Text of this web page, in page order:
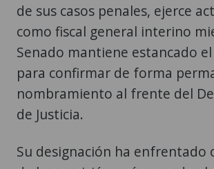
de sus casos penales, ejerce
como fiscal general interino
Senado mantiene estancado
para confirmar de forma
nombramiento al frente del
de Justicia.
Su designación ha enfrentado